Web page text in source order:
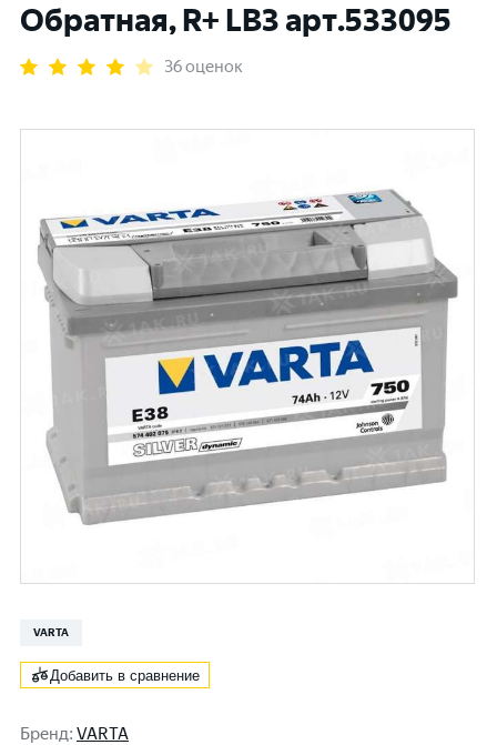
Обратная, R+ LB3 арт.533095
36 оценок
VARTA
Добавить в сравнение
Бренд: VARTA